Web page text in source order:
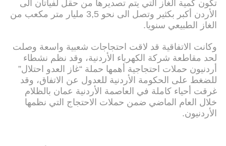
تكون كمية الغاز التي يتم تصديرها من حقل لفياتان الى
الأردن أكبر بكثير وتصل الى نحو 3,5 مليار متر مكعب من
الغاز الطبيعي سنويا.
وكانت الاتفاقية قد لاقت احتجاجات شعبية واسعة وصلت
لحد مقاطعة شركة الكهرباء الأردنية، وقد نظم نشطاء
أردنيون حملات احتجاجية أهمها حملة “غاز العدو احتلال”
للضغط على الحكومة الأردنية للعدول عن الاتفاق، وقد
غرقت أحياء كاملة في العاصمة الأردنية عمان بالظلام
خلال العام الماضي ضمن حملات الاحتجاج التي نظمها
الأردنيون.